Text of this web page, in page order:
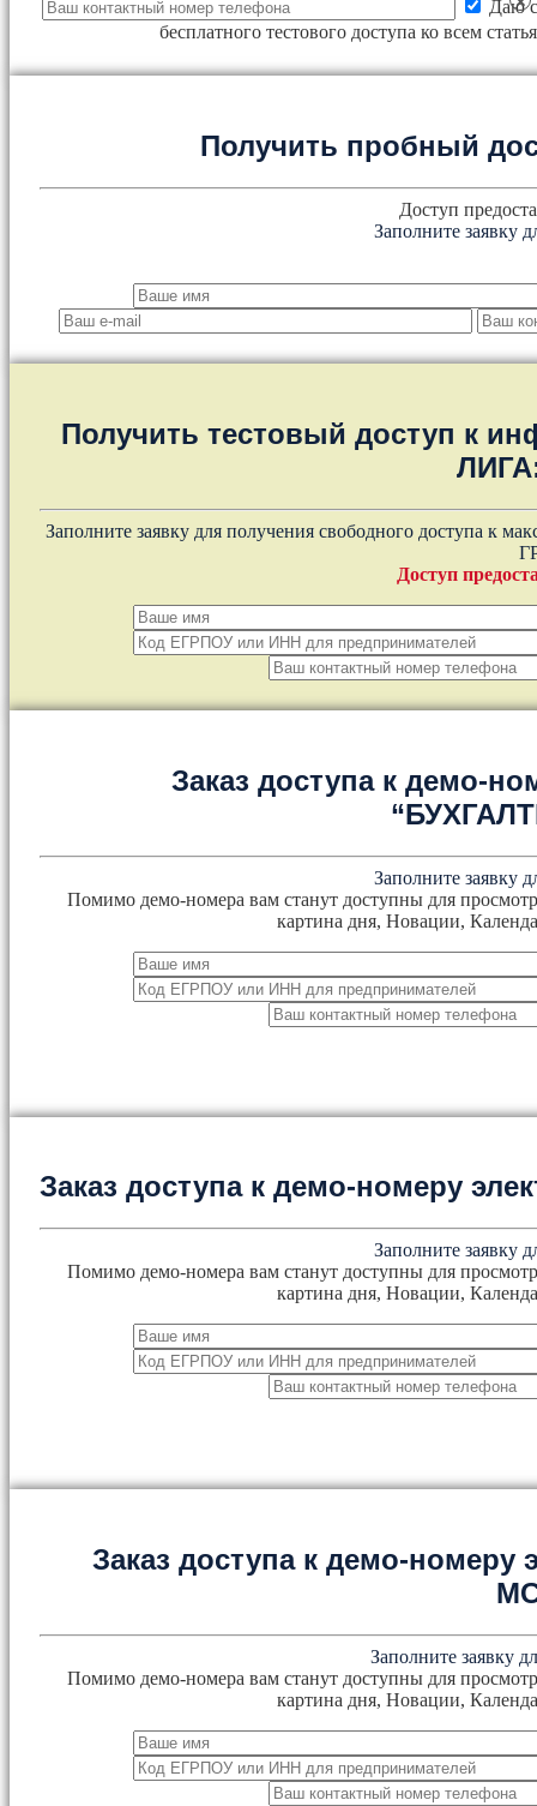
Даю
бесплатного тестового доступа ко всем
Получить пробный
Доступ
Заполните заявку
Получить тестовый доступ к
Заполните заявку для получения свободного доступа к
Доступ
Заказ доступа к демо-
Заполните заявку
Помимо демо-номера вам станут доступны для
картина дня, Новации,
Заказ доступа к демо-номеру
Заполните заявку
Помимо демо-номера вам станут доступны для
картина дня, Новации,
Заказ доступа к демо-номеру
Заполните заявку
Помимо демо-номера вам станут доступны для
картина дня, Новации,